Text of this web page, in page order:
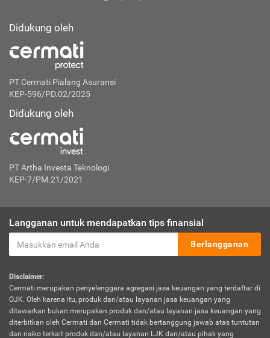
Didukung oleh
PT Cermati Pialang Asuransi
KEP-596/PD.02/2025
Didukung oleh
PT Artha Investa Teknologi
KEP-7/PM.21/2021
Langganan untuk mendapatkan tips finansial
Berlangganan
Disclaimer:
Cermati merupakan penyelenggara agregasi jasa keuangan yang terdaftar di
OJK. Oleh karena itu, produk dan/atau layanan jasa keuangan yang
ditawarkan bukan merupakan produk dan/atau layanan jasa keuangan yang
diterbitkan oleh Cermati dan Cermati tidak bertanggung jawab atas tuntutan
dan risiko terkait produk dan/atau layanan LJK dan/atau pihak yang